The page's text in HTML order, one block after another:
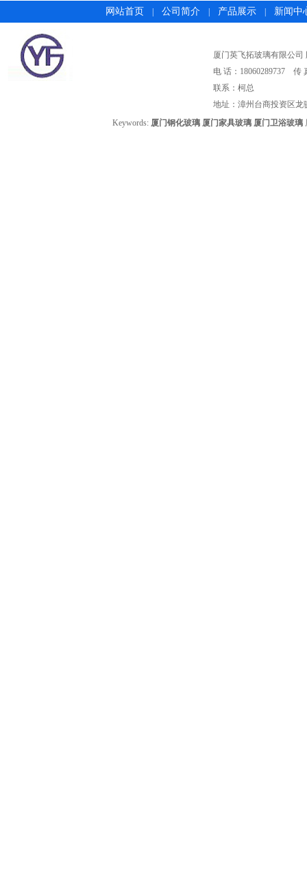
网站首页 公司简介| 产品展示| 新闻中
厦门英飞拓玻璃有限公司
电 话：18060289737 传
联系：柯总
地址：漳州台商投资区龙
Keywords: 厦门钢化玻璃 厦门家具玻璃 厦门卫浴玻璃